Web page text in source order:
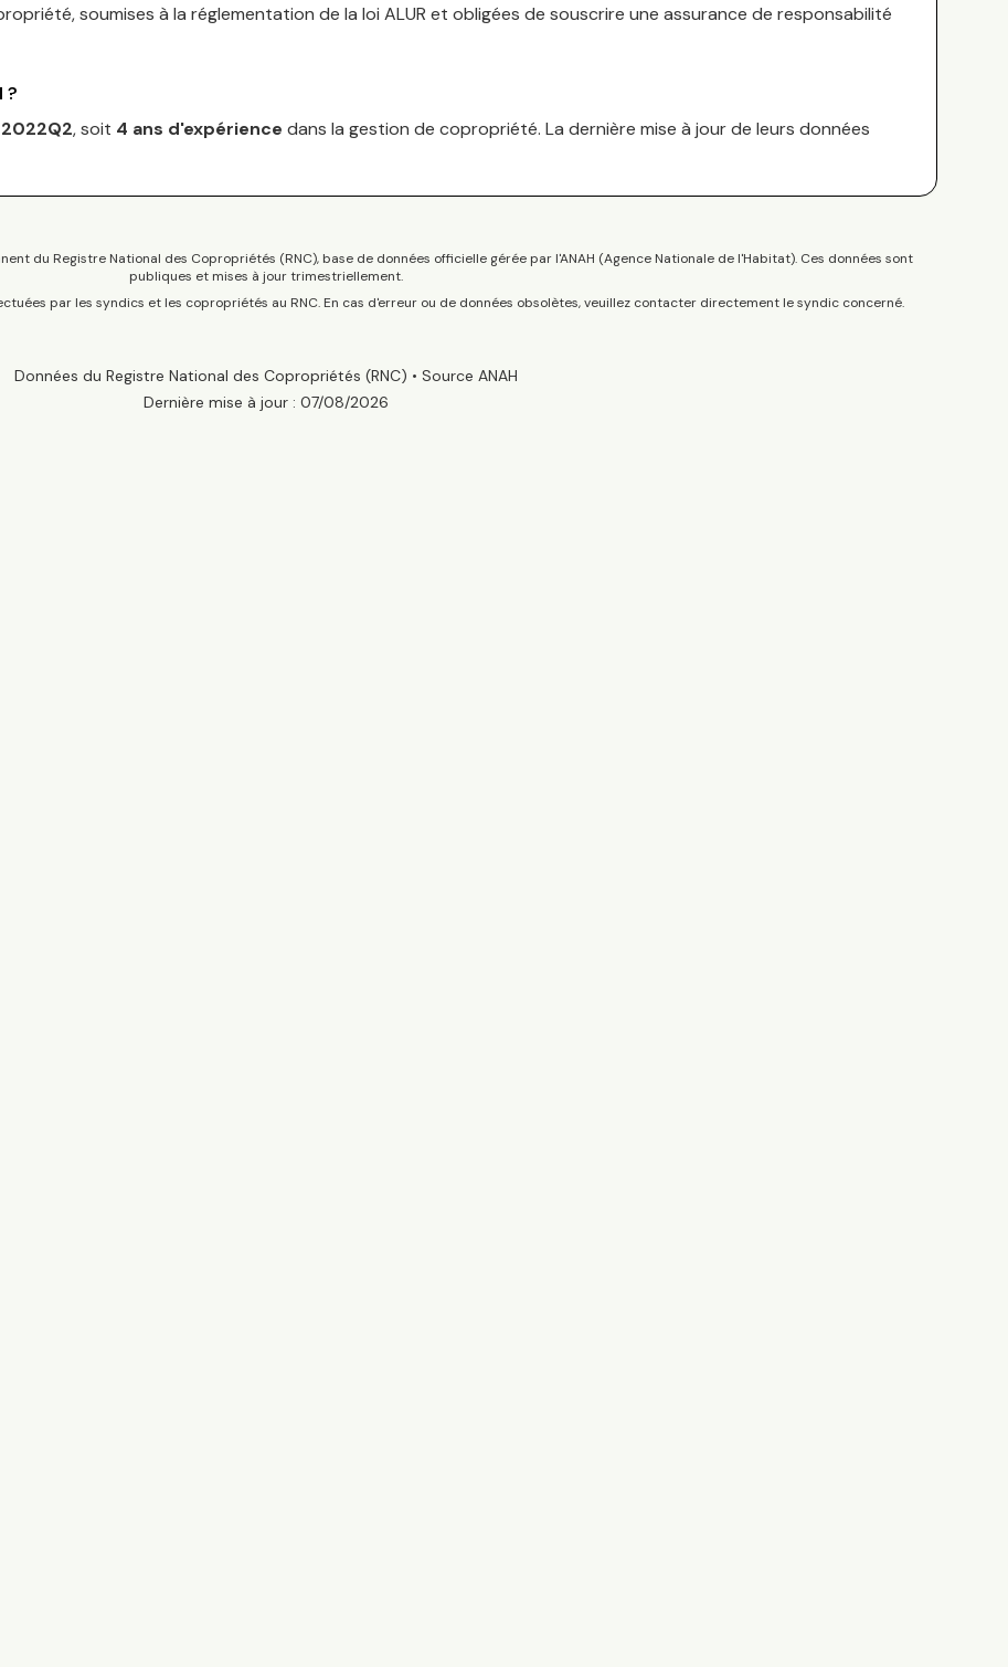
soumises à la réglementation de la loi ALUR et obligées de souscrire une assurance de responsabilité
?
2022Q2, soit 4 ans d'expérience dans la gestion de copropriété. La dernière mise à jour de leurs données
du Registre National des Copropriétés (RNC), base de données officielle gérée par l'ANAH (Agence Nationale de l'Habitat). Ces données sont
publiques et mises à jour trimestriellement.
par les syndics et les copropriétés au RNC. En cas d'erreur ou de données obsolètes, veuillez contacter directement le syndic concerné.
Données du Registre National des Copropriétés (RNC) • Source ANAH
Dernière mise à jour : 07/08/2026